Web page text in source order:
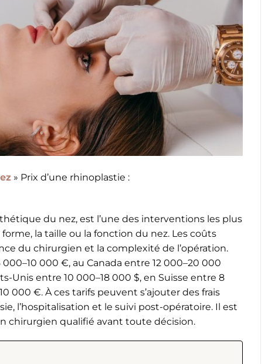
» Prix d’une rhinoplastie :
du nez, est l’une des interventions les plus
la taille ou la fonction du nez. Les coûts
du chirurgien et la complexité de l’opération.
000 €, au Canada entre 12 000–20 000
Unis entre 10 000–18 000 $, en Suisse entre 8
000 €. À ces tarifs peuvent s’ajouter des frais
l’hospitalisation et le suivi post-opératoire. Il est
chirurgien qualifié avant toute décision.